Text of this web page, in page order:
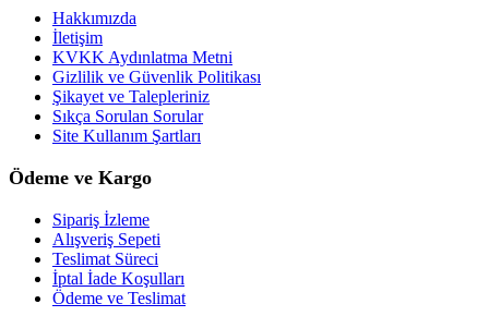
Hakkımızda
İletişim
KVKK Aydınlatma Metni
Gizlilik ve Güvenlik Politikası
Şikayet ve Talepleriniz
Sıkça Sorulan Sorular
Site Kullanım Şartları
Ödeme ve Kargo
Sipariş İzleme
Alışveriş Sepeti
Teslimat Süreci
İptal İade Koşulları
Ödeme ve Teslimat